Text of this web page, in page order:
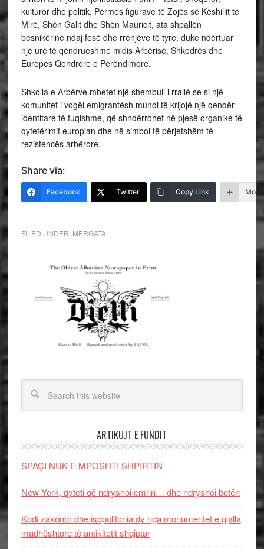
kulturor dhe politik. Përmes figurave të Zojës së Këshillit të
Mirë, Shën Galit dhe Shën Mauricit, ata shpallën
besnikërinë ndaj fesë dhe rrënjëve të tyre, duke ndërtuar
një urë të qëndrueshme midis Arbërisë, Shkodrës dhe
Europës Qendrore e Perëndimore.
Shkolla e Arbërve mbetet një shembull i rrallë se si një
komunitet i vogël emigrantësh mundi të krijojë një qendër
identitare të fuqishme, që shndërrohet në pjesë organike të
qytetërimit europian dhe në simbol të përjetshëm të
rezistencës arbërore.
Share via:
Facebook Twitter Copy Link More
FILED UNDER: MERGATA
ARTIKUJT E FUNDIT
SPAÇI NUK E MPOSHTI SHPIRTIN
New York, qyteti që ndryshoi emrin… dhe ndryshoi botën
Kodi zakonor dhe isopolifonia dy nga monumentet e gjalla
madhështore të antikitetit shqiptar